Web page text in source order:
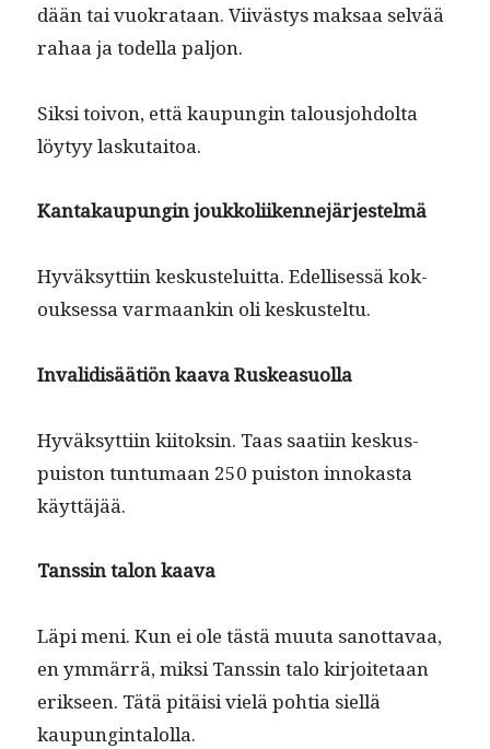
dään tai vuokrataan. Viivästys mak­saa selvää
rahaa ja todel­la paljon.
Sik­si toivon, että kaupun­gin talousjo­hdol­ta
löy­tyy laskutaitoa.
Kan­takaupun­gin joukkoliikennejärjestelmä
Hyväksyt­ti­in keskusteluit­ta. Edel­lisessä kok­
ouk­ses­sa var­maankin oli keskusteltu.
Inva­lidis­äätiön kaa­va Ruskeasuolla
Hyväksyt­ti­in kiitoksin. Taas saati­in keskus­
puis­ton tun­tu­maan 250 puis­ton innokas­ta
käyttäjää.
Tanssin talon kaava
Läpi meni. Kun ei ole tästä muu­ta san­ot­tavaa,
en ymmär­rä, mik­si Tanssin talo kir­joite­taan
erik­seen. Tätä pitäisi vielä pohtia siel­lä
kaupungintalolla.